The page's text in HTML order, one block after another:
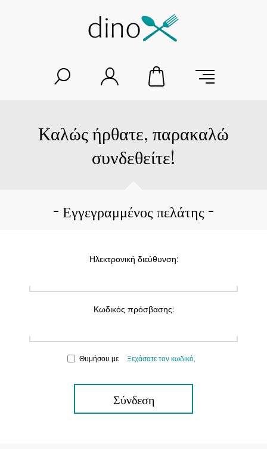
Καλώς ήρθατε, παρακαλώ
συνδεθείτε!
Εγγεγραμμένος πελάτης
Ηλεκτρονική διεύθυνση:
Κωδικός πρόσβασης:
Θυμήσου με Ξεχάσατε τον κωδικό;
Σύνδεση